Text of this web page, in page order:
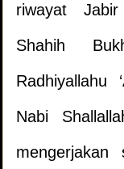
riwayat
Shahih
Radhiyallahu
Nabi
mengerjakan